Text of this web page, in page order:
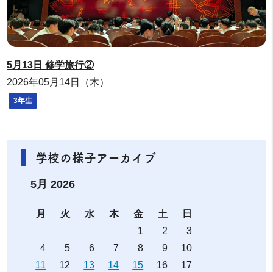
5月13日 修学旅行②
2026年05月14日（木）
3年生
学校の様子アーカイブ
5月 2026
月 火 水 木 金 土
日
1
2
3
4
5 6 7 8 9
10
11
12 13 14 15 16
17